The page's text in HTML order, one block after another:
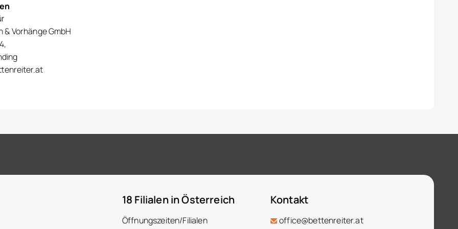
Vorhänge GmbH
18 Filialen in Österreich
Öffnungszeiten/Filialen
Kontakt
office@bettenreiter.at